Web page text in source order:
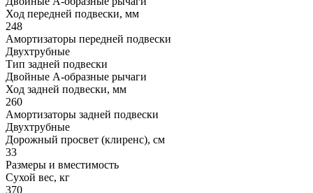
Ход передней подвески, мм
248
Амортизаторы передней подвески
Двухтрубные
Тип задней подвески
Двойные А-образные рычаги
Ход задней подвески, мм
260
Амортизаторы задней подвески
Двухтрубные
Дорожный просвет (клиренс), см
33
Размеры и вместимость
Сухой вес, кг
370